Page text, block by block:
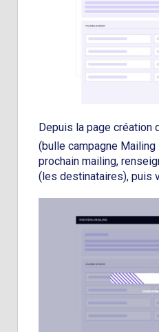
Depuis la page création
(bulle campagne
prochain mailing,
(les destinataires), puis